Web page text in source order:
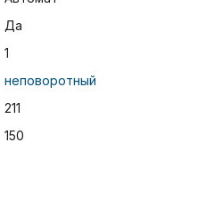
Да
1
неповоротный
211
150